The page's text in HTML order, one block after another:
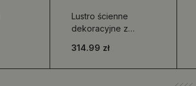
Lustro ścienne
dekoracyjne z
motywem drewna
314.99 zł